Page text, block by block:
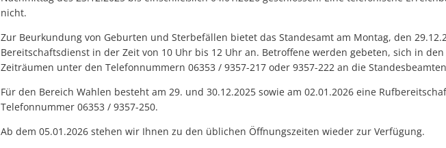
nicht.
Zur Beurkundung von Geburten und Sterbefällen bietet das Standesamt am Montag, den
Bereitschaftsdienst in der Zeit von 10 Uhr bis 12 Uhr an. Betroffene werden gebeten, sich in
Zeiträumen unter den Telefonnummern 06353 / 9357-217 oder 9357-222 an die
Für den Bereich Wahlen besteht am 29. und 30.12.2025 sowie am 02.01.2026 eine
Telefonnummer 06353 / 9357-250.
Ab dem 05.01.2026 stehen wir Ihnen zu den üblichen Öffnungszeiten wieder zur Verfügung.